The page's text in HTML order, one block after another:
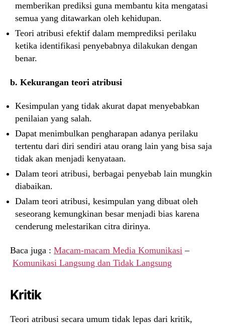
memberikan prediksi guna membantu kita mengatasi
semua yang ditawarkan oleh kehidupan.
Teori atribusi efektif dalam memprediksi perilaku
ketika identifikasi penyebabnya dilakukan dengan
benar.
b. Kekurangan teori atribusi
Kesimpulan yang tidak akurat dapat menyebabkan
penilaian yang salah.
Dapat menimbulkan pengharapan adanya perilaku
tertentu dari diri sendiri atau orang lain yang bisa saja
tidak akan menjadi kenyataan.
Dalam teori atribusi, berbagai penyebab lain mungkin
diabaikan.
Dalam teori atribusi, kesimpulan yang dibuat oleh
seseorang kemungkinan besar menjadi bias karena
cenderung melestarikan citra dirinya.
Baca juga : Macam-macam Media Komunikasi –
Komunikasi Langsung dan Tidak Langsung
Kritik
Teori atribusi secara umum tidak lepas dari kritik,